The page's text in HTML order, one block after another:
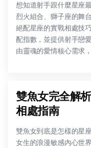
想知道射手跟什麼星座
烈火組合、獅子座的舞
絕配星座的實戰相處技
配指數，並提供射手戀
由靈魂的愛情核心需求
雙魚女完全解
相處指南
雙魚女到底是怎樣的星
女生的浪漫敏感內心世